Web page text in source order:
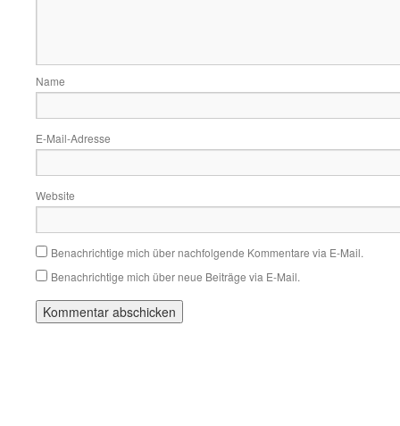
Name
E-Mail-Adresse
Website
Benachrichtige mich über nachfolgende Kommentare via E-Mail.
Benachrichtige mich über neue Beiträge via E-Mail.